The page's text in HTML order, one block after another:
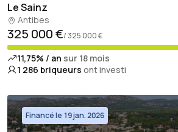
Le Sainz
Antibes
325 000 €/ 325 000 €
11,75% / an sur 18 mois
1 286 briqueurs ont investi
Financé le 19 jan. 2026